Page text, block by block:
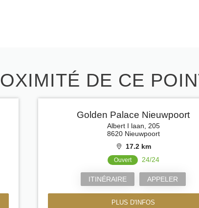
DE CE
Golden Palace Nieuwpoort
Albert I laan, 205
8620 Nieuwpoort
17.2 km
Ouvert 24/24
ITINÉRAIRE APPELER
PLUS D'INFOS